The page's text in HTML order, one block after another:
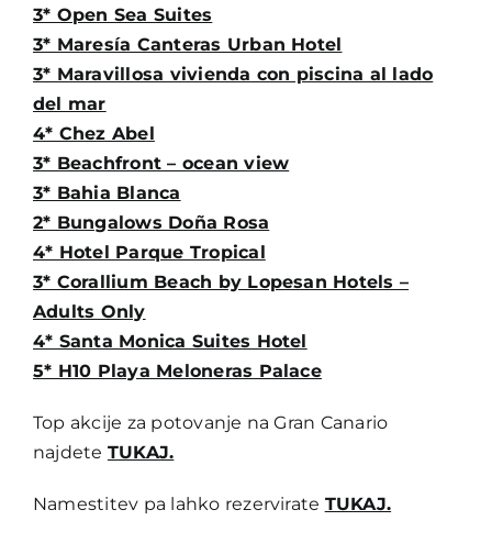
3* Open Sea Suites
3* Maresía Canteras Urban Hotel
3* Maravillosa vivienda con piscina al lado
del mar
4* Chez Abel
3* Beachfront – ocean view
3* Bahia Blanca
2* Bungalows Doña Rosa
4* Hotel Parque Tropical
3* Corallium Beach by Lopesan Hotels –
Adults Only
4* Santa Monica Suites Hotel
5* H10 Playa Meloneras Palace
Top akcije za potovanje na Gran Canario
najdete TUKAJ.
Namestitev pa lahko rezervirate TUKAJ.